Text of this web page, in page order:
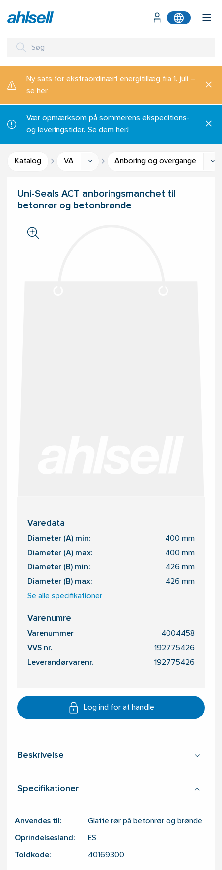
Ny sats for ekstraordinært energitillæg fra 1. juli –
se her
Vær opmærksom på sommerens ekspeditions-
og leveringstider. Se dem her!
Katalog VA Anboring og overgange
Uni-Seals ACT anboringsmanchet til
betonrør og betonbrønde
Varedata
Diameter (A) min: 400 mm
Diameter (A) max: 400 mm
Diameter (B) min: 426 mm
Diameter (B) max: 426 mm
Se alle specifikationer
Varenumre
Varenummer 4004458
VVS nr. 192775426
Leverandørvarenr. 192775426
Log ind for at handle
Beskrivelse
Specifikationer
Anvendes til: Glatte rør på betonrør og brønde
Oprindelsesland: ES
Toldkode: 40169300